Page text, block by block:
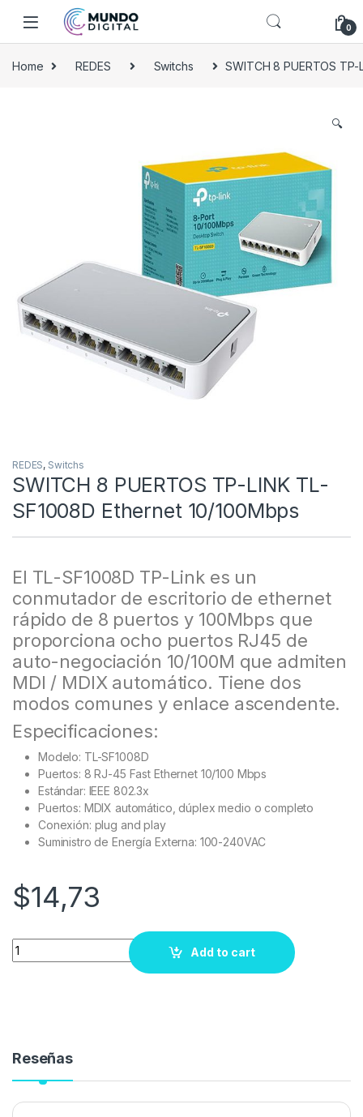
Skip to navigation
Skip to content
0
Home REDES Switchs SWITCH 8 PUERTOS
🔍
REDES, Switchs
SWITCH 8 PUERTOS TP-LINK TL-
SF1008D Ethernet 10/100Mbps
El TL-SF1008D TP-Link es un
conmutador de escritorio de ethernet
rápido de 8 puertos y 100Mbps que
proporciona ocho puertos RJ45 de
auto-negociación 10/100M que admiten
MDI / MDIX automático. Tiene dos
modos comunes y enlace ascendente.
Especificaciones:
Modelo: TL-SF1008D
Puertos: 8 RJ-45 Fast Ethernet 10/100 Mbps
Estándar: IEEE 802.3x
Puertos: MDIX automático, dúplex medio o completo
Conexión: plug and play
Suministro de Energía Externa: 100-240VAC
$14,73
Quantity
Add to cart
Reseñas